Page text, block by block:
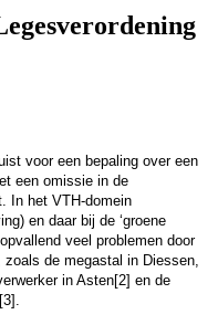
voor een bepaling over een
een omissie in de
In het VTH-domein
en daar bij de ‘groene
veel problemen door
de megastal in Diessen,
in Asten[2] en de